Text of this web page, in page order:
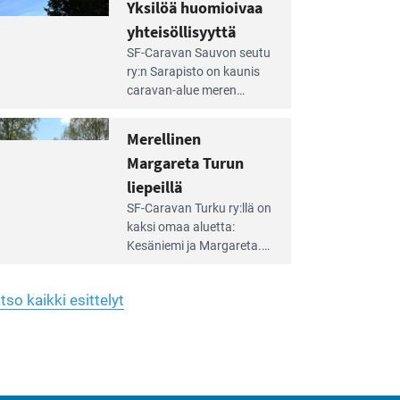
käyttöön­sä osan kunnan
viiden hehtaarin
virkistysalueesta.
Yksilöä huomioivaa
yhteisöllisyyttä
SF-Caravan Sauvon seutu
ry:n Sarapisto on kaunis
caravan-alue meren
on 130 sähköllä
varustettua caravan-paik­
kaa sekä kymmenen
paikkaa ilman sähköä.
Merellinen
Margareta Turun
liepeillä
SF-Caravan Turku ry:llä on
kaksi omaa aluet­ta:
Kesäniemi ja Margareta.
kaikki esittelyt